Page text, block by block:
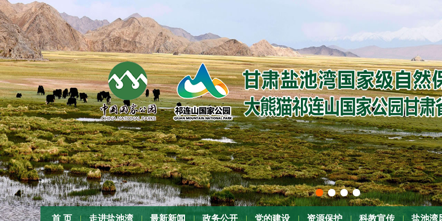
首 页 走进盐池湾 最新新闻 政务公开 党的建设 资源保护 科教宣传 盐池湾